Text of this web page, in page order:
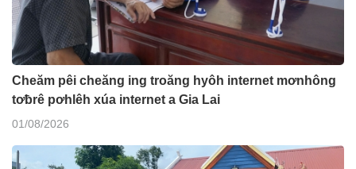
Cheăm pêi cheăng ing troăng hyôh internet mơnhông
tơƀrê pơhlêh xúa internet a Gia Lai
01/08/2026